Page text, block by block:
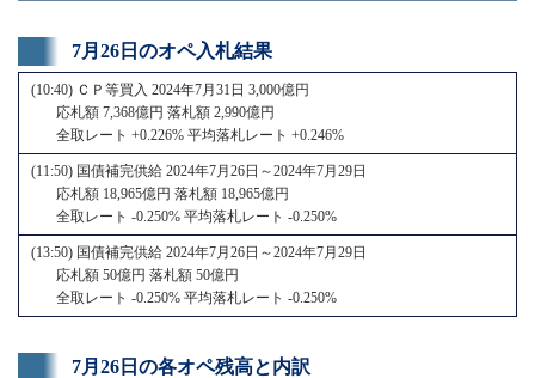
7月26日のオペ入札結果
(10:40) ＣＰ等買入 2024年7月31日 3,000億円
応札額 7,368億円 落札額 2,990億円
全取レート +0.226% 平均落札レート +0.246%
(11:50) 国債補完供給 2024年7月26日～2024年7月29日
応札額 18,965億円 落札額 18,965億円
全取レート -0.250% 平均落札レート -0.250%
(13:50) 国債補完供給 2024年7月26日～2024年7月29日
応札額 50億円 落札額 50億円
全取レート -0.250% 平均落札レート -0.250%
7月26日の各オペ残高と内訳